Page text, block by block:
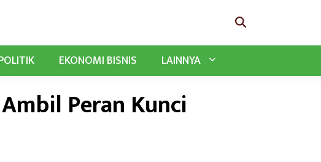
EKONOMI BISNIS LAINNYA
Peran Kunci